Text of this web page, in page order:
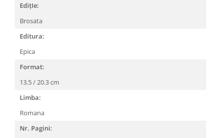
EdițIe:
Brosata
Editura:
Epica
Format:
13.5 / 20.3 cm
Limba:
Romana
Nr. Pagini: